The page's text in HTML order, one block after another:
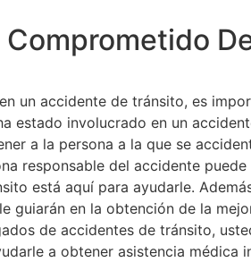
un accidente de tránsito, es
estado involucrado en un
a la persona a la que se
responsable del accidente
está aquí para ayudarle.
guiarán en la obtención de la
de accidentes de tránsito,
a obtener asistencia médica